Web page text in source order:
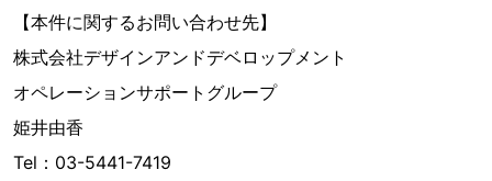
【本件に関するお問い合わせ先】
株式会社デザインアンドデベロップメント
オペレーションサポートグループ
姫井由香
Tel：03-5441-7419